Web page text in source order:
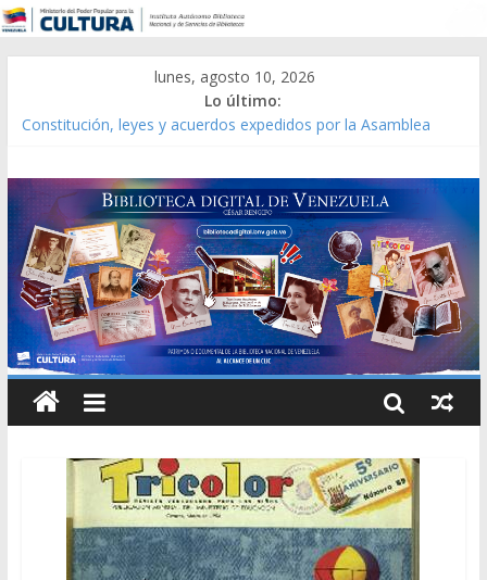
lunes, agosto 10, 2026
Lo último:
Constitución, leyes y acuerdos expedidos por la Asamblea
Modesta Bor Sánchez [material gráfico]
Gaceta Oficial de la República de Venezuela año CXXXIII Mes V,
Caracas 09 de marzo de 2006 N° 38.394
Catálogo temático de obras de Modesta Bor